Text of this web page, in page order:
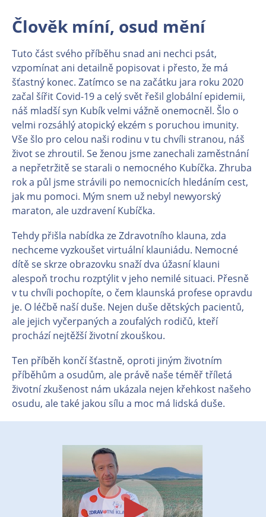
Člověk míní, osud mění
Tuto část svého příběhu snad ani nechci psát,
vzpomínat ani detailně popisovat i přesto, že má
šťastný konec. Zatímco se na začátku jara roku 2020
začal šířit Covid-19 a celý svět řešil globální epidemii,
náš mladší syn Kubík velmi vážně onemocněl. Šlo o
velmi rozsáhlý atopický ekzém s poruchou imunity.
Vše šlo pro celou naši rodinu v tu chvíli stranou, náš
život se zhroutil. Se ženou jsme zanechali zaměstnání
a nepřetržitě se starali o nemocného Kubíčka. Zhruba
rok a půl jsme strávili po nemocnicích hledáním cest,
jak mu pomoci. Mým snem už nebyl newyorský
maraton, ale uzdravení Kubíčka.
Tehdy přišla nabídka ze Zdravotního klauna, zda
nechceme vyzkoušet virtuální klauniádu. Nemocné
dítě se skrze obrazovku snaží dva úžasní klauni
alespoň trochu rozptýlit v jeho nemilé situaci. Přesně
v tu chvíli pochopíte, o čem klaunská profese opravdu
je. O léčbě naší duše. Nejen duše dětských pacientů,
ale jejich vyčerpaných a zoufalých rodičů, kteří
prochází nejtěžší životní zkouškou.
Ten příběh končí šťastně, oproti jiným životním
příběhům a osudům, ale právě naše téměř tříletá
životní zkušenost nám ukázala nejen křehkost našeho
osudu, ale také jakou sílu a moc má lidská duše.